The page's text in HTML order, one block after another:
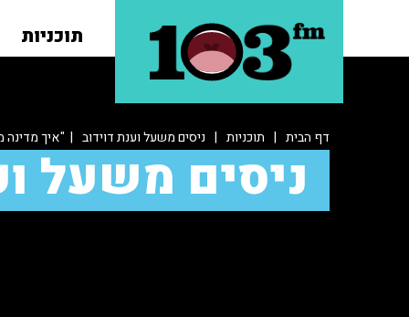
תוכניות
דף הבית | תוכניות | ניסים משעל וענת דוידוב | "איך מדינה
ניסים משעל